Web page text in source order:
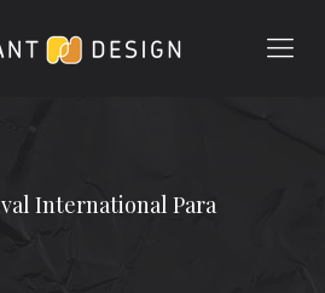
International Para